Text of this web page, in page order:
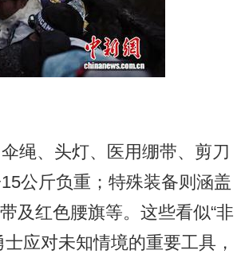
、头灯、医用绷带、剪刀
公斤负重；特殊装备则涵盖
及红色腰旗等。这些看似“非
应对未知情境的重要工具，